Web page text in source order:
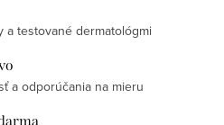
a testované dermatológmi
a odporúčania na mieru